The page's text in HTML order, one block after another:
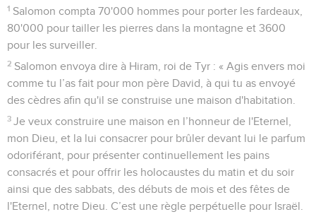
1 Salomon compta 70'000 hommes pour porter les fardeaux,
80'000 pour tailler les pierres dans la montagne et 3600
pour les surveiller.
2 Salomon envoya dire à Hiram, roi de Tyr : « Agis envers moi
comme tu l’as fait pour mon père David, à qui tu as envoyé
des cèdres afin qu'il se construise une maison d'habitation.
3 Je veux construire une maison en l’honneur de l'Eternel,
mon Dieu, et la lui consacrer pour brûler devant lui le parfum
odoriférant, pour présenter continuellement les pains
consacrés et pour offrir les holocaustes du matin et du soir
ainsi que des sabbats, des débuts de mois et des fêtes de
l'Eternel, notre Dieu. C’est une règle perpétuelle pour Israël.